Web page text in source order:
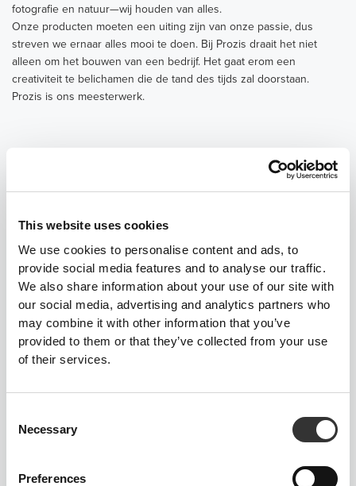
This website uses cookies
We use cookies to personalise content and ads, to
provide social media features and to analyse our traffic.
We also share information about your use of our site with
our social media, advertising and analytics partners who
may combine it with other information that you’ve
provided to them or that they’ve collected from your use
of their services.
Selection
Necessary
Preferences
fotografie en natuur—wij houden van alles.
Onze producten moeten een uiting zijn van onze passie, dus
streven we ernaar alles mooi te doen. Bij Prozis draait het niet
alleen om het bouwen van een bedrijf. Het gaat erom een
creativiteit te belichamen die de tand des tijds zal doorstaan.
Prozis is ons meesterwerk.
Wij leven voor morgen en dagen onszelf elke dag uit om onze
grenzen te verleggen. Innovatie zit in ons DNA, want wij willen de
Het gaat niet om buiten—of binnen—de lijntjes denken.
Voor ons bestaan er geen lijntjes.
Waarheid is een investering
Mooie foto’s en opgepoetste productomschrijvingen brengen je
maar tot zover.
Bij Prozis doen we wat we beloven, en geloven we dat eerlijkheid
Waarheid is onze drijvende kracht.
We zijn een snelgroeiend bedrijf in een snelle wereld—soms hard,